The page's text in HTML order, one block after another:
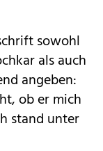
sowohl
als auch
angeben:
ob er mich
stand unter